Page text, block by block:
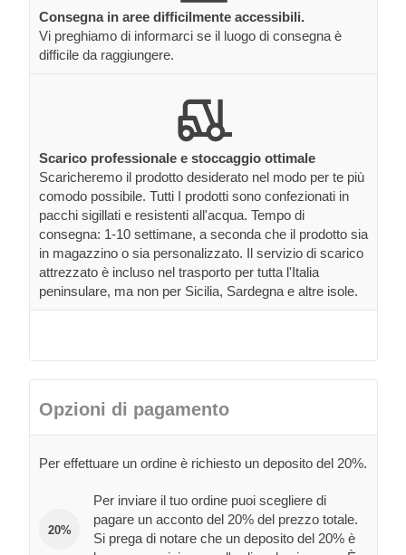
Consegna in aree difficilmente accessibili.
Vi preghiamo di informarci se il luogo di consegna è
difficile da raggiungere.
Scarico professionale e stoccaggio ottimale
Scaricheremo il prodotto desiderato nel modo per te più
comodo possibile. Tutti I prodotti sono confezionati in
pacchi sigillati e resistenti all'acqua. Tempo di
consegna: 1-10 settimane, a seconda che il prodotto sia
in magazzino o sia personalizzato. Il servizio di scarico
attrezzato è incluso nel trasporto per tutta l'Italia
peninsulare, ma non per Sicilia, Sardegna e altre isole.
Opzioni di pagamento
Per effettuare un ordine è richiesto un deposito del 20%.
20%
Per inviare il tuo ordine puoi scegliere di
pagare un acconto del 20% del prezzo totale.
Si prega di notare che un deposito del 20% è